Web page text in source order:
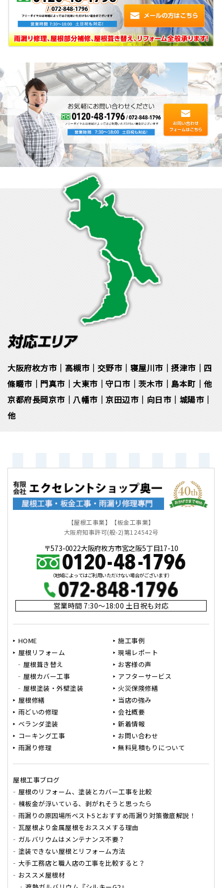
大阪府枚方市｜高槻市｜交野市｜寝屋川市｜摂津市｜四
條畷市｜門真市｜大東市｜守口市｜茨木市｜島本町｜他
京都府長岡京市｜八幡市｜京田辺市｜向日市｜城陽市｜
他
【屋根工事業】【板金工事業】
大阪府知事許可(般-2)第124542号
〒573-0022大阪府枚方市宮之阪5丁目17-10
（地域によってはご利用いただけない場合がございます）
営業時間 7:30～18:00 土日祝も対応
HOME
屋根リフォーム
屋根葺き替え
屋根カバー工事
屋根塗装・外壁塗装
屋根修繕
雨どいの修理
ベランダ塗装
コーキング工事
雨漏り修理
施工事例
現場レポート
お客様の声
アフターサービス
火災保険修繕
当店の強み
会社概要
新着情報
お問い合わせ
無料見積もりについて
屋根工事ブログ
屋根のリフォーム、塗装とカバー工事を比較
棟板金が浮いている、剥がれそうと思ったら
雨漏りの原因場所ベスト5とおすすめ雨漏り対策徹底解説！
瓦屋根より金属屋根をおススメする理由
ガルバリウムはメンテナンス不要？
塗装できない屋根とリフォーム方法
大手工務店と職人店の工事を比較すると？
おススメ屋根材